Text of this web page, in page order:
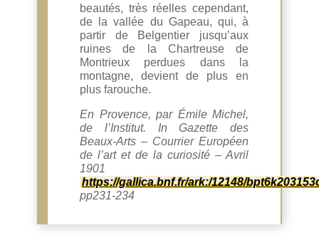
beautés, très réelles cependant,
de la vallée du Gapeau, qui, à
partir de Belgentier jusqu’aux
ruines de la Chartreuse de
Montrieux perdues dans la
montagne, devient de plus en
plus farouche.
En Provence, par Émile Michel,
de l’Institut. In Gazette des
Beaux-Arts – Courrier Européen
de l’art et de la curiosité – Avril
1901
https://gallica.bnf.fr/ark:/12148/
pp231-234